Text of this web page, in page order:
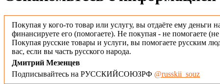
Покупая у кого-то товар или услугу, вы отдаёте ему деньги
финансируете его (помогаете). Не покупая - не помогаете
Покупая русские товары и услуги, вы помогаете русским
вас, если вы часть русского народа.
Дмитрий Мезенцев
Подписывайтесь на РУССКИЙСОЮЗРФ @russkii_souz